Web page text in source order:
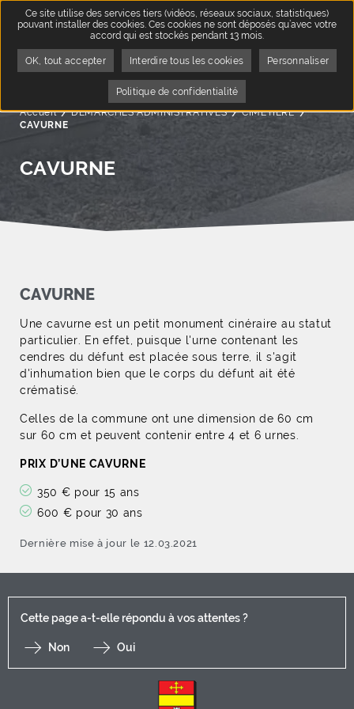
Accueil DÉMARCHES ADMINISTRATIVES CIMETIÈRE
Page
CAVURNE
CAVURNE
CAVURNE
Une cavurne est un petit monument cinéraire au statut
particulier. En effet, puisque l'urne contenant les
cendres du défunt est placée sous terre, il s'agit
d'inhumation bien que le corps du défunt ait été
crématisé.
Celles de la commune ont une dimension de 60 cm
sur 60 cm et peuvent contenir entre 4 et 6 urnes.
PRIX D’UNE CAVURNE
350 € pour 15 ans
600 € pour 30 ans
Dernière mise à jour le 12.03.2021
Cette page a-t-elle répondu à vos attentes ?
Non Oui
Ce site utilise des services tiers (vidéos, réseaux sociaux, statistiques)
pouvant installer des cookies. Ces cookies ne sont déposés qu’avec votre
accord qui est stockés pendant 13 mois.
OK, tout accepter Interdire tous les cookies Personnaliser
Politique de confidentialité